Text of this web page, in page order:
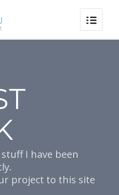
I have been
project to this site